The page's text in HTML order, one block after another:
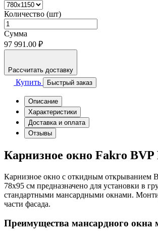
Количество (шт)
Сумма
97 991.00 ₽
Рассчитать доставку
Купить Быстрый заказ
Описание
Характеристики
Доставка и оплата
Отзывы
Карнизное окно Fakro BVP
Карнизное окно с откидным открыванием
78х95 см предназначено для установки в
стандартными мансардными окнами.
части фасада.
Преимущества мансардного окна